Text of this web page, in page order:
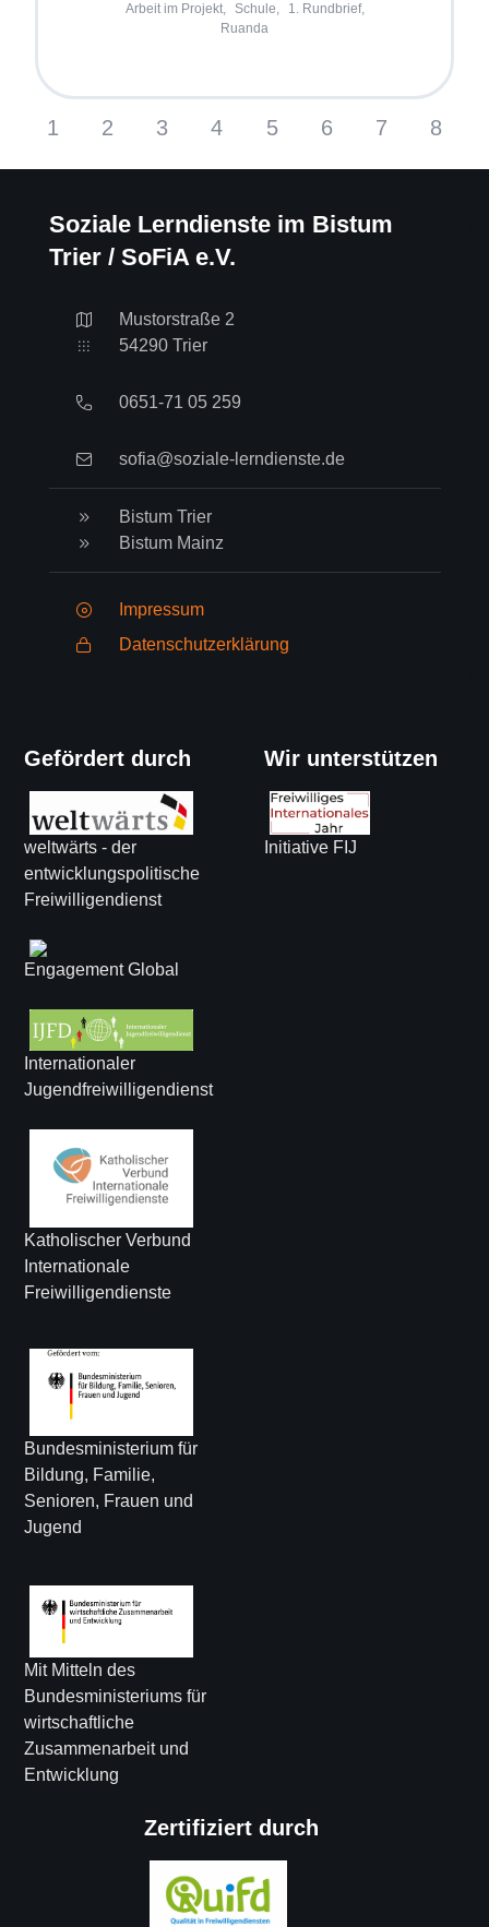
Arbeit im Projekt,
Schule,
1. Rundbrief,
Ruanda
1 2 3 4 5 6 7 8
Soziale Lerndienste im Bistum
Trier / SoFiA e.V.
Mustorstraße 2
54290 Trier
0651-71 05 259
sofia@soziale-lerndienste.de
Bistum Trier
Bistum Mainz
Impressum
Datenschutzerklärung
Gefördert durch
weltwärts - der
entwicklungspolitische
Freiwilligendienst
Engagement Global
Internationaler
Jugendfreiwilligendienst
Katholischer Verbund
Internationale
Freiwilligendienste
Bundesministerium für
Bildung, Familie,
Senioren, Frauen und
Jugend
Mit Mitteln des
Bundesministeriums für
wirtschaftliche
Zusammenarbeit und
Entwicklung
Wir unterstützen
Initiative FIJ
Zertifiziert durch